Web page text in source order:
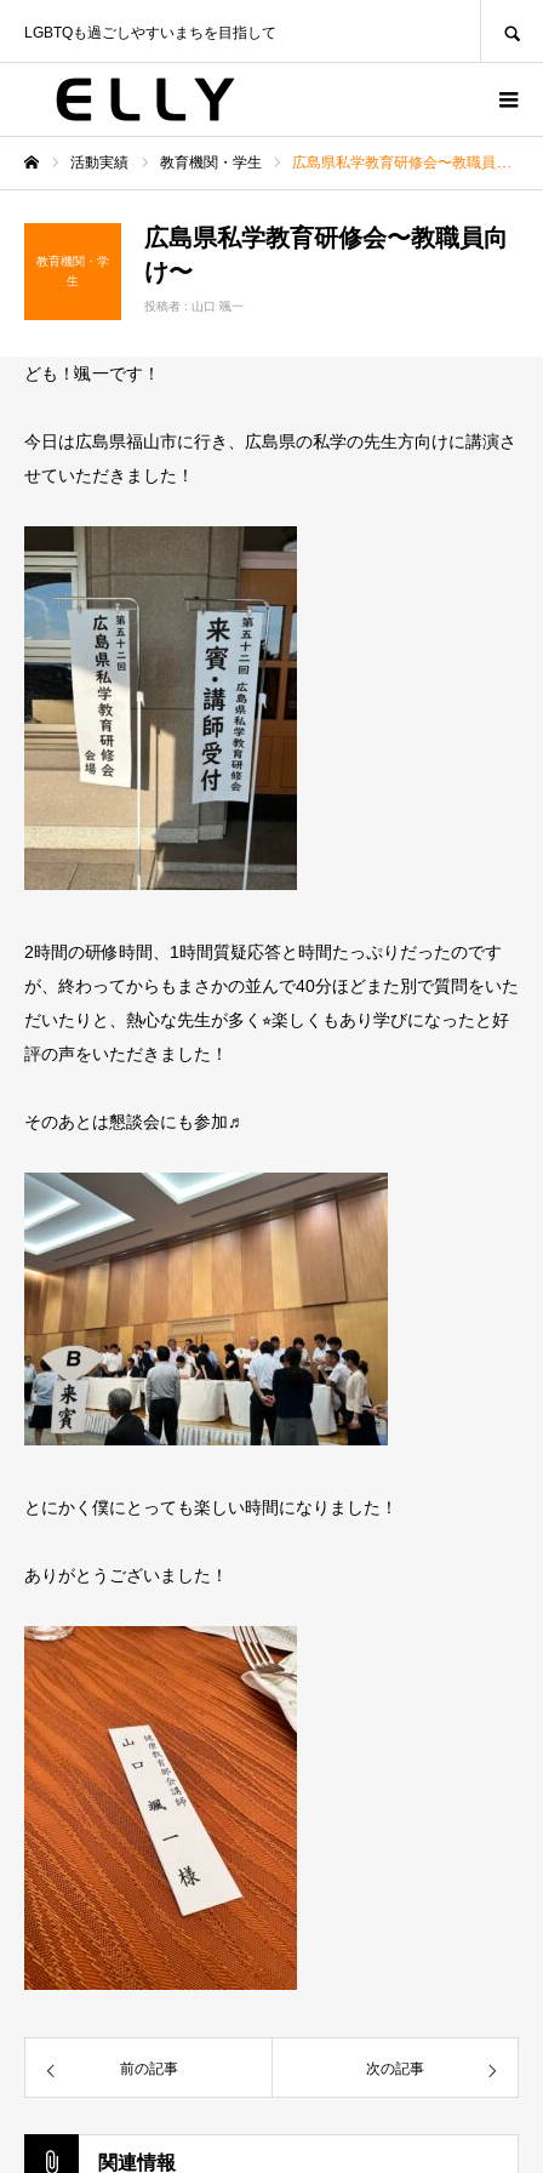
LGBTQも過ごしやすいまちを目指して
活動実績 教育機関・学生 広島県私学教育研修会〜教職員向け〜
教育機関・学
生
広島県私学教育研修会〜教職員向
け〜
投稿者 : 山口 颯一
ども！颯一です！
今日は広島県福山市に行き、広島県の私学の先生方向けに講演さ
せていただきました！
2時間の研修時間、1時間質疑応答と時間たっぷりだったのです
が、終わってからもまさかの並んで40分ほどまた別で質問をいた
だいたりと、熱心な先生が多く⭐︎楽しくもあり学びになったと好
評の声をいただきました！
そのあとは懇談会にも参加♬
とにかく僕にとっても楽しい時間になりました！
ありがとうございました！
前の記事 次の記事
関連情報